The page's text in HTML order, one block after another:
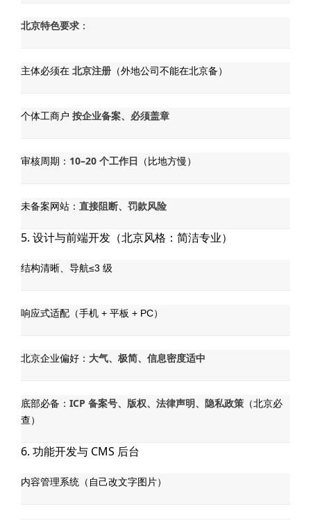
北京特色要求 ：
主体必须在 北京注册 （外地公司不能在北京备）
个体工商户 按企业备案、必须盖章
审核周期： 10–20 个工作日 （比地方慢）
未备案网站： 直接阻断、罚款风险
5. 设计与前端开发（北京风格：简洁专业）
结构清晰、导航≤3 级
响应式适配（手机 + 平板 + PC）
北京企业偏好： 大气、极简、信息密度适中
底部必备： ICP 备案号、版权、法律声明、隐私政策 （北京必
查）
6. 功能开发与 CMS 后台
内容管理系统（自己改文字图片）